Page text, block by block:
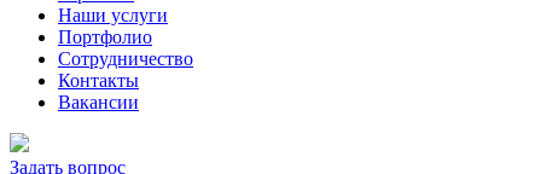
Наши услуги
Портфолио
Сотрудничество
Контакты
Вакансии
Задать вопрос